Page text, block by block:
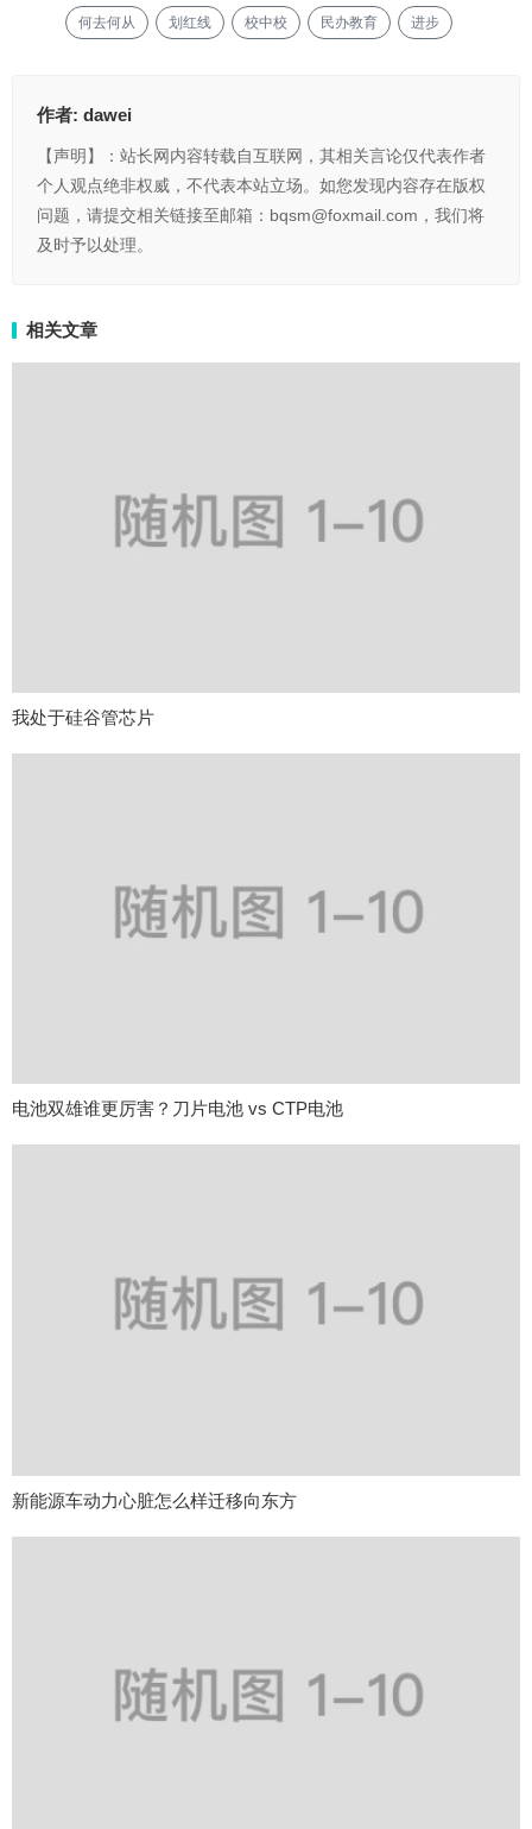
何去何从 划红线 校中校 民办教育 进步
作者: dawei
【声明】：站长网内容转载自互联网，其相关言论仅代表作者
个人观点绝非权威，不代表本站立场。如您发现内容存在版权
问题，请提交相关链接至邮箱：bqsm@foxmail.com，我们将
及时予以处理。
相关文章
我处于硅谷管芯片
电池双雄谁更厉害？刀片电池 vs CTP电池
新能源车动力心脏怎么样迁移向东方